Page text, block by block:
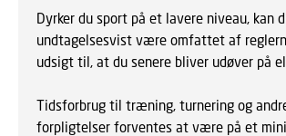
Dyrker du sport på et lavere niveau, kan
undtagelsesvist være omfattet af
udsigt til, at du senere bliver udøver på
Tidsforbrug til træning, turnering og
forpligtelser forventes at være på et